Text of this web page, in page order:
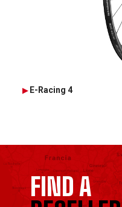
E-Racing 4
FIND A